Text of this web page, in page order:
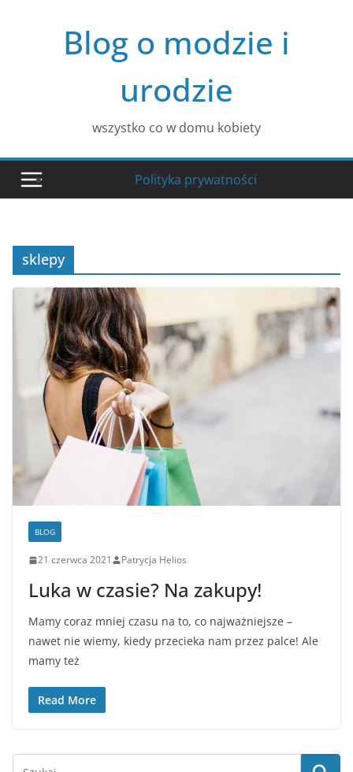
Blog o modzie i
urodzie
wszystko co w domu kobiety
Polityka prywatności
sklepy
BLOG
21 czerwca 2021 Patrycja Helios
Luka w czasie? Na zakupy!
Mamy coraz mniej czasu na to, co najważniejsze –
nawet nie wiemy, kiedy przecieka nam przez palce! Ale
mamy też
Read More